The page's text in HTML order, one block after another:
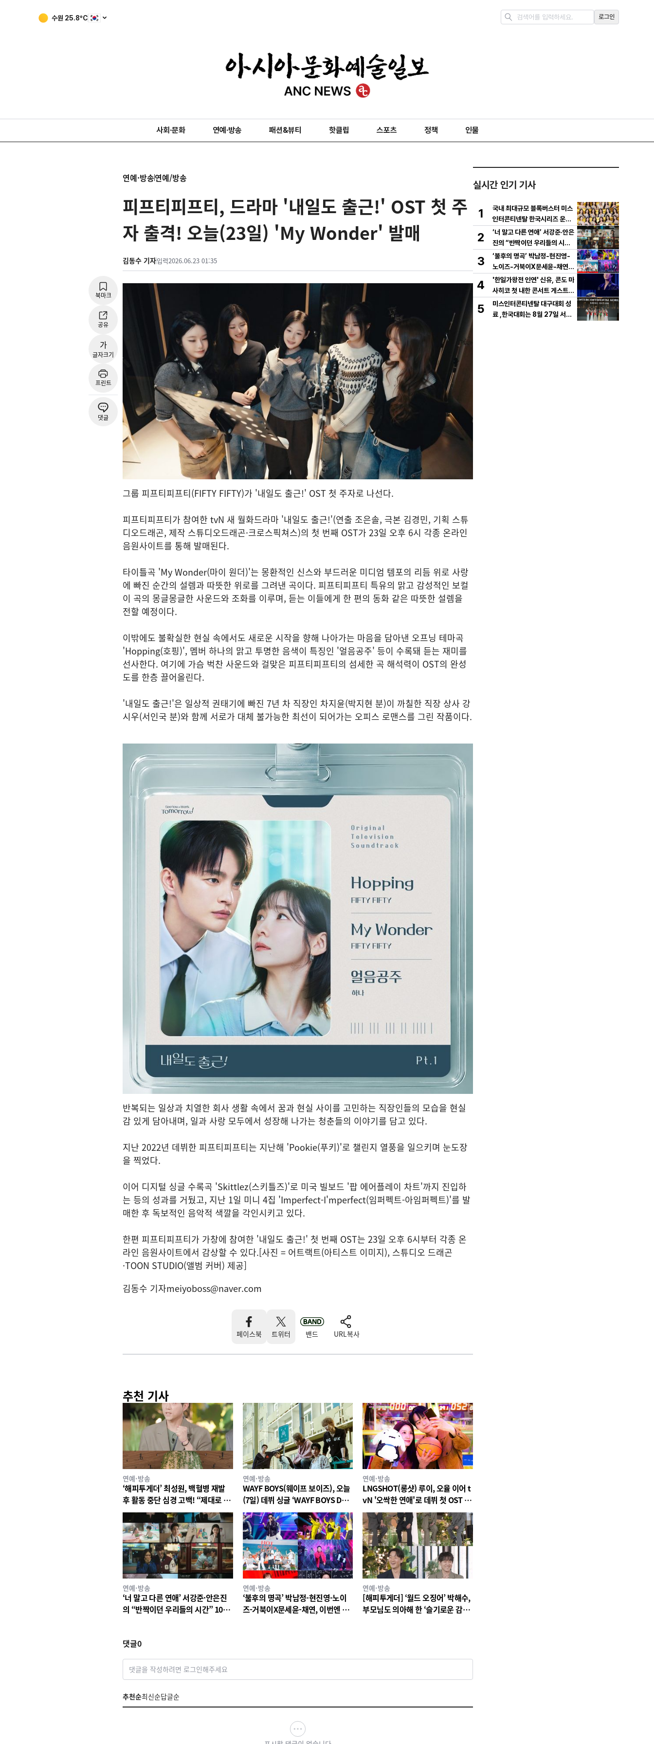
수원 25.8ºC 로그인
사회·문화 연예·방송 패션&뷰티 핫클립 스포츠 정책 인물
연예·방송연예/방송
피프티피프티, 드라마 '내일도 출근!' OST 첫 주
자 출격! 오늘(23일) 'My Wonder' 발매
김동수 기자입력2026.06.23 01:35
북마크
공유
가
글자크기
프린트
댓글
그룹 피프티피프티(FIFTY FIFTY)가 '내일도 출근!' OST 첫 주자로 나선다.
피프티피프티가 참여한 tvN 새 월화드라마 '내일도 출근!'(연출 조은솔, 극본 김경민, 기획 스튜
디오드래곤, 제작 스튜디오드래곤·크로스픽쳐스)의 첫 번째 OST가 23일 오후 6시 각종 온라인
음원사이트를 통해 발매된다.
타이틀곡 'My Wonder(마이 원더)'는 몽환적인 신스와 부드러운 미디엄 템포의 리듬 위로 사랑
에 빠진 순간의 설렘과 따뜻한 위로를 그려낸 곡이다. 피프티피프티 특유의 맑고 감성적인 보컬
이 곡의 몽글몽글한 사운드와 조화를 이루며, 듣는 이들에게 한 편의 동화 같은 따뜻한 설렘을
전할 예정이다.
이밖에도 불확실한 현실 속에서도 새로운 시작을 향해 나아가는 마음을 담아낸 오프닝 테마곡
'Hopping(호핑)', 멤버 하나의 맑고 투명한 음색이 특징인 '얼음공주' 등이 수록돼 듣는 재미를
선사한다. 여기에 가슴 벅찬 사운드와 걸맞은 피프티피프티의 섬세한 곡 해석력이 OST의 완성
도를 한층 끌어올린다.
'내일도 출근!'은 일상적 권태기에 빠진 7년 차 직장인 차지윤(박지현 분)이 까칠한 직장 상사 강
시우(서인국 분)와 함께 서로가 대체 불가능한 최선이 되어가는 오피스 로맨스를 그린 작품이다.
반복되는 일상과 치열한 회사 생활 속에서 꿈과 현실 사이를 고민하는 직장인들의 모습을 현실
감 있게 담아내며, 일과 사랑 모두에서 성장해 나가는 청춘들의 이야기를 담고 있다.
지난 2022년 데뷔한 피프티피프티는 지난해 'Pookie(푸키)'로 챌린지 열풍을 일으키며 눈도장
을 찍었다.
이어 디지털 싱글 수록곡 'Skittlez(스키틀즈)'로 미국 빌보드 '팝 에어플레이 차트'까지 진입하
는 등의 성과를 거뒀고, 지난 1일 미니 4집 'Imperfect-I'mperfect(임퍼펙트-아임퍼펙트)'를 발
매한 후 독보적인 음악적 색깔을 각인시키고 있다.
한편 피프티피프티가 가창에 참여한 '내일도 출근!' 첫 번째 OST는 23일 오후 6시부터 각종 온
라인 음원사이트에서 감상할 수 있다.[사진 = 어트랙트(아티스트 이미지), 스튜디오 드래곤
·TOON STUDIO(앨범 커버) 제공]
김동수 기자meiyoboss@naver.com
페이스북 트위터 밴드 URL복사
추천 기사
연예·방송
‘해피투게더’ 최성원, 백혈병 재발
후 활동 중단 심경 고백! “제대로 서
있지도 못해. 매우 매우 고통스러웠
다”
연예·방송
WAYF BOYS(웨이프 보이즈), 오늘
(7일) 데뷔 싱글 ‘WAYF BOYS DO’
전 세계 공개
연예·방송
LNGSHOT(롱샷) 루이, 오율 이어 t
vN '오싹한 연애'로 데뷔 첫 OST 참
여…8일 'All I Can Say Is' 발매
연예·방송
‘너 말고 다른 연애’ 서강준·안은진
의 “반짝이던 우리들의 시간” 10년
연예·방송
‘불후의 명곡’ 박남정-현진영-노이
즈-거북이X문세윤-채연, 이번엔 댄
연예·방송
[해피투게더] ‘월드 오징어’ 박해수,
부모님도 의아해 한 ‘슬기로운 감빵
댓글0
댓글을 작성하려면 로그인해주세요
추천순최신순답글순
실시간 인기 기사
1
국내 최대규모 블록버스터 미스
인터콘티넨탈 한국시리즈 운용
개시!
2
‘너 말고 다른 연애’ 서강준·안은
진의 “반짝이던 우리들의 시간”
10년 사랑 서사 드러났다! 1차
설렘 티저 영상 공개!
3
‘불후의 명곡’ 박남정-현진영-
노이즈-거북이X문세윤-채연,
이번엔 댄스 배틀이다! X세대
댄스 레전드 총출동! 댄스 본능
깨운다!
4
'한일가왕전 인연' 신유, 콘도 마
사히코 첫 내한 콘서트 게스트
지원사격! 깜짝 듀엣 '감동'
5
미스인터콘티넨탈 대구대회 성
료 ,한국대회는 8월 27일 서울